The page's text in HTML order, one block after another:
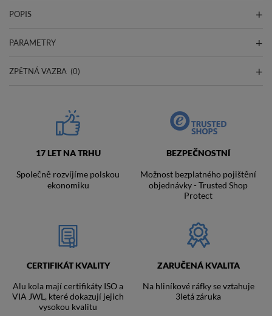
POPIS
PARAMETRY
ZPĚTNÁ VAZBA (0)
17 LET NA TRHU
Společně rozvíjíme polskou
ekonomiku
BEZPEČNOSTNÍ
Možnost bezplatného pojištění
objednávky - Trusted Shop
Protect
CERTIFIKÁT KVALITY
Alu kola mají certifikáty ISO a
VIA JWL, které dokazují jejich
vysokou kvalitu
ZARUČENÁ KVALITA
Na hliníkové ráfky se vztahuje
3letá záruka